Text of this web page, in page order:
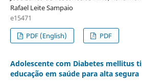
Rafael Leite Sampaio
e15471
PDF (English)
PDF
Adolescente com Diabetes mellitus
educação em saúde para alta segura